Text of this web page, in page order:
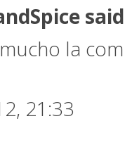
la
21:33